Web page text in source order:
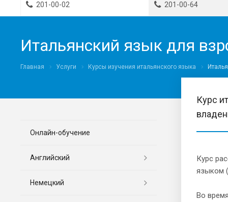
201-00-02
201-00-64
Итальянский язык для
Главная Услуги Курсы изучения итальянского языка
Курс
Курс
языком
Во
Онлайн-обучение
Английский
Немецкий